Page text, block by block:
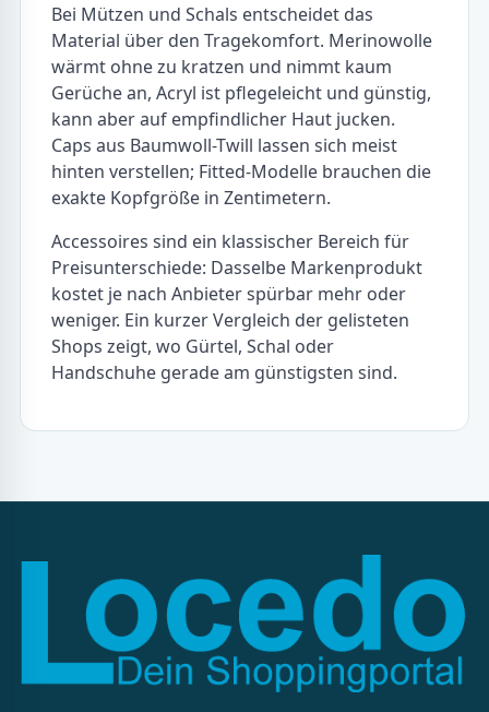
Bei Mützen und Schals entscheidet das
Material über den Tragekomfort. Merinowolle
wärmt ohne zu kratzen und nimmt kaum
Gerüche an, Acryl ist pflegeleicht und günstig,
kann aber auf empfindlicher Haut jucken.
Caps aus Baumwoll-Twill lassen sich meist
hinten verstellen; Fitted-Modelle brauchen die
exakte Kopfgröße in Zentimetern.
Accessoires sind ein klassischer Bereich für
Preisunterschiede: Dasselbe Markenprodukt
kostet je nach Anbieter spürbar mehr oder
weniger. Ein kurzer Vergleich der gelisteten
Shops zeigt, wo Gürtel, Schal oder
Handschuhe gerade am günstigsten sind.